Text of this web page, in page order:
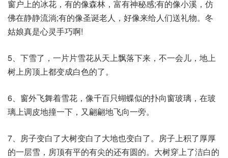
窗户上的冰花，有的像森林，富有神秘感;有的像小溪，仿
佛在静静流淌;有的像圣诞老人，好像来给人们送礼物。冬
姑娘真是心灵手巧啊!
5、下雪了，一片片雪花从天上飘落下来，不一会儿，地上
树上房顶上都变成白色的了。
6、窗外飞舞着雪花，像千百只蝴蝶似的扑向窗玻璃，在玻
璃上调皮地撞一下，又翩翩地飞向一旁。
7、房子变白了大树变白了大地也变白了。房子上积了厚厚
的一层雪，房顶有平的有尖的还有圆的。大树穿上了洁白的